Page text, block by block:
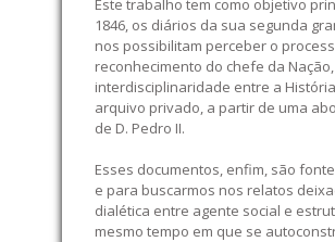
1846, os diários da sua segunda
nos possibilitam perceber o
reconhecimento do chefe da
interdisciplinaridade entre a
arquivo privado, a partir de uma
de D. Pedro II.
Esses documentos, enfim, são
e para buscarmos nos relatos
dialética entre agente social e
mesmo tempo em que se